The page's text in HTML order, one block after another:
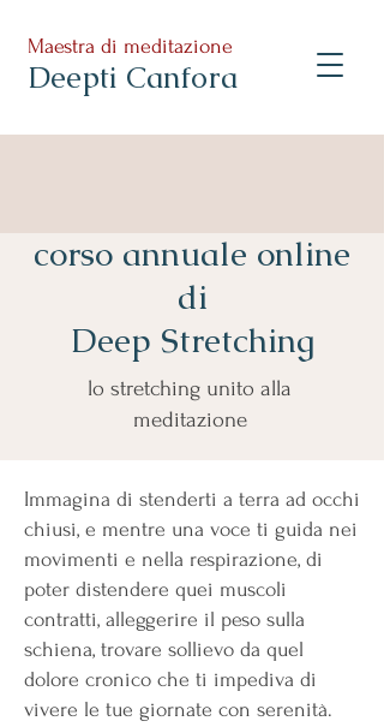
Maestra di meditazione
Deepti Canfora
corso annuale online
di
Deep Stretching
lo stretching unito alla
meditazione
Immagina di stenderti a terra ad occhi
chiusi, e mentre una voce ti guida nei
movimenti e nella respirazione, di
poter distendere quei muscoli
contratti, alleggerire il peso sulla
schiena, trovare sollievo da quel
dolore cronico che ti impediva di
vivere le tue giornate con serenità.